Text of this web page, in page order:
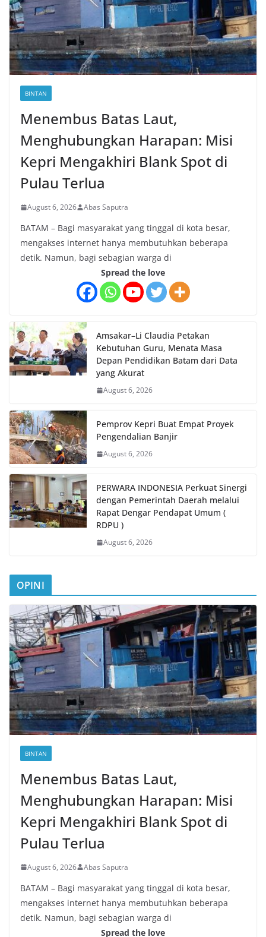
BINTAN
Menembus Batas Laut,
Menghubungkan Harapan: Misi
Kepri Mengakhiri Blank Spot di
Pulau Terlua
August 6, 2026 Abas Saputra
BATAM – Bagi masyarakat yang tinggal di kota besar,
mengakses internet hanya membutuhkan beberapa
detik. Namun, bagi sebagian warga di
Spread the love
Amsakar–Li Claudia Petakan
Kebutuhan Guru, Menata Masa
Depan Pendidikan Batam dari Data
yang Akurat
August 6, 2026
Pemprov Kepri Buat Empat Proyek
Pengendalian Banjir
August 6, 2026
PERWARA INDONESIA Perkuat Sinergi
dengan Pemerintah Daerah melalui
Rapat Dengar Pendapat Umum (
RDPU )
August 6, 2026
OPINI
BINTAN
Menembus Batas Laut,
Menghubungkan Harapan: Misi
Kepri Mengakhiri Blank Spot di
Pulau Terlua
August 6, 2026 Abas Saputra
BATAM – Bagi masyarakat yang tinggal di kota besar,
mengakses internet hanya membutuhkan beberapa
detik. Namun, bagi sebagian warga di
Spread the love